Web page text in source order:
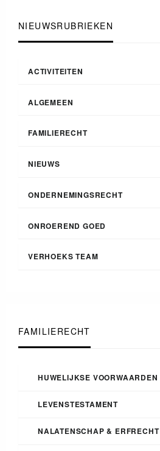
NIEUWSRUBRIEKEN
ACTIVITEITEN
ALGEMEEN
FAMILIERECHT
NIEUWS
ONDERNEMINGSRECHT
ONROEREND GOED
VERHOEKS TEAM
FAMILIERECHT
HUWELIJKSE VOORWAARDEN
LEVENSTESTAMENT
NALATENSCHAP & ERFRECHT